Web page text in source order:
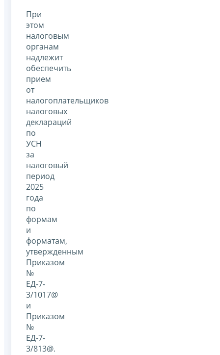
При
этом
налоговым
органам
надлежит
обеспечить
прием
от
налогоплательщиков
налоговых
деклараций
по
УСН
за
налоговый
период
2025
года
по
формам
и
форматам,
утвержденным
Приказом
№
ЕД-7-
3/1017@
и
Приказом
№
ЕД-7-
3/813@.